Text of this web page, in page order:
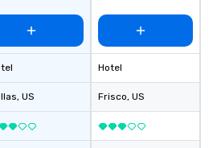
, US
Hotel
Frisco, US